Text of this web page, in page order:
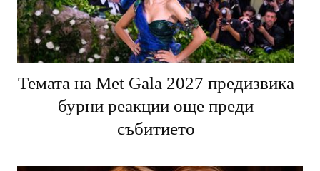
Темата на Met Gala 2027 предизвика
бурни реакции още преди
събитието